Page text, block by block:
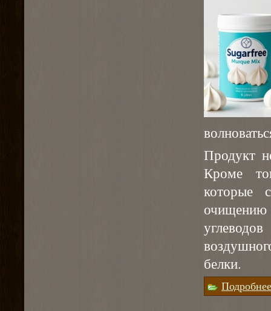
Продукт
Кроме
которые
белки.
Подробнее